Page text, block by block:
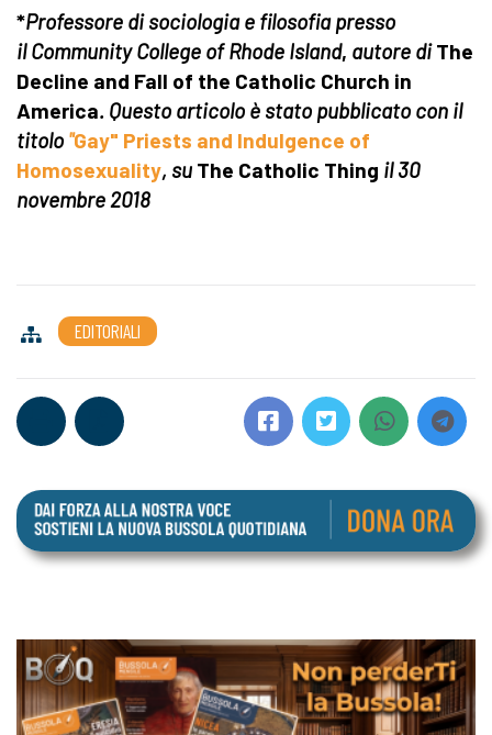
*Professore di sociologia e filosofia presso
il Community College of Rhode Island, autore diThe
Decline and Fall of the Catholic Church in
America. Questo articolo è stato pubblicato con il
titolo "Gay" Priests and Indulgence of
Homosexuality, su The Catholic Thing il 30
novembre 2018
EDITORIALI